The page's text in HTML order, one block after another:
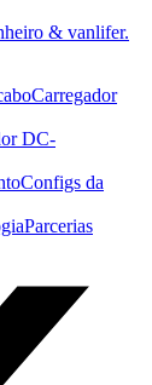
& vanlifer.
Carregador
DC-
Configs da
Parcerias